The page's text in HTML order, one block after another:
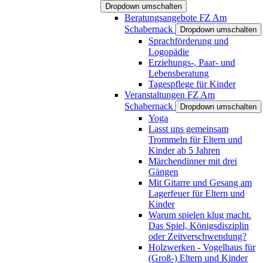
Dropdown umschalten
Beratungsangebote FZ Am
Schabernack
Dropdown umschalten
Sprachförderung und
Logopädie
Erziehungs-, Paar- und
Lebensberatung
Tagespflege für Kinder
Veranstaltungen FZ Am
Schabernack
Dropdown umschalten
Yoga
Lasst uns gemeinsam
Trommeln für Eltern und
Kinder ab 5 Jahren
Märchendinner mit drei
Gängen
Mit Gitarre und Gesang am
Lagerfeuer für Eltern und
Kinder
Warum spielen klug macht.
Das Spiel, Königsdisziplin
oder Zeitverschwendung?
Holzwerken - Vogelhaus für
(Groß-) Eltern und Kinder